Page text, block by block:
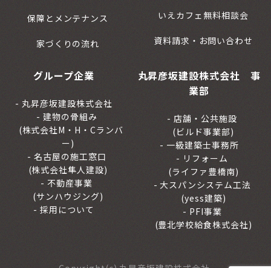
保障とメンテナンス
家づくりの流れ
いえカフェ無料相談会
資料請求・お問い合わせ
グループ企業
丸昇彦坂建設株式会社
建物の骨組み
(株式会社M・H・Cランバ
ー)
名古屋の施工窓口
(株式会社隼人建設)
不動産事業
(サンハウジング)
採用について
丸昇彦坂建設株式会社 事
業部
店舗・公共施設
(ビルド事業部)
一級建築士事務所
リフォーム
(ライファ豊橋南)
大スパンシステム工法
(yess建築)
PFI事業
(豊北学校給食株式会社)